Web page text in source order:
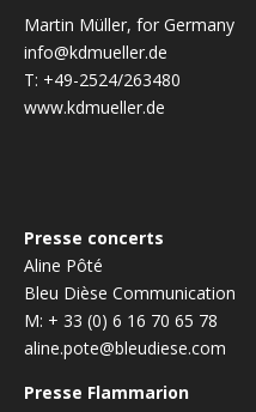
Martin Müller, for Germany
info@kdmueller.de
T: +49-2524/263480
www.kdmueller.de
Presse concerts
Aline Pôté
Bleu Dièse Communication
M: + 33 (0) 6 16 70 65 78
aline.pote@bleudiese.com
Presse Flammarion